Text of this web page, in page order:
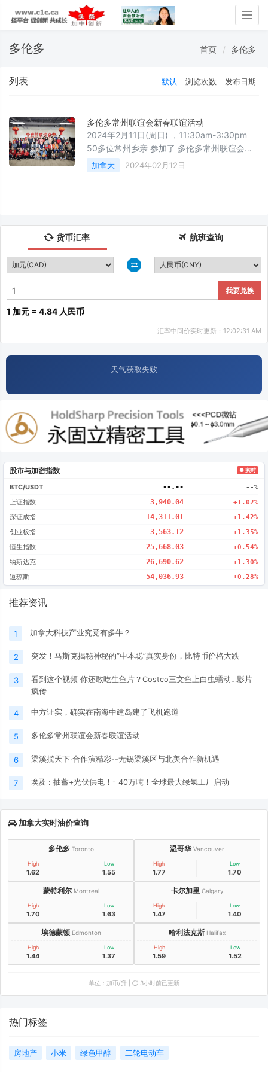
多伦多 首页 多伦多
列表 默认 浏览次数 发布日期
多伦多常州联谊会新春联谊活动
2024年2月11日(周日) ，11:30am-3:30pm
50多位常州乡亲 参加了 多伦多常州联谊会新
春联谊活动, 活动 由潘晨秘书长主持， 联谊会
会长 祝小清发表新年致辞：
加拿大 2024年02月12日
货币汇率 航班查询
我要兑换
1 加元 = 4.84 人民币
汇率中间价实时更新：12:02:31 AM
天气获取失败
股市与加密指数 ● 实时
BTC/USDT --.-- --%
上证指数 3,940.04 +1.02%
深证成指 14,311.01 +1.42%
创业板指 3,563.12 +1.35%
恒生指数 25,668.03 +0.54%
纳斯达克 26,690.62 +1.30%
道琼斯 54,036.93 +0.28%
推荐资讯
1 加拿大科技产业究竟有多牛？
2 突发！马斯克揭秘神秘的“中本聪”真实身份，比特币价格大跌
3
看到这个视频 你还敢吃生鱼片？Costco三文鱼上白虫蠕动…影片
疯传
4 中方证实，确实在南海中建岛建了飞机跑道
5 多伦多常州联谊会新春联谊活动
6 梁溪揽天下·合作演精彩--无锡梁溪区与北美合作新机遇
7 埃及 : 抽蓄+光伏供电！- 40万吨！全球最大绿氢工厂启动
加拿大实时油价查询
多伦多 Toronto
High
1.62
Low
1.55
温哥华 Vancouver
High
1.77
Low
1.70
蒙特利尔 Montreal
High
1.70
Low
1.63
卡尔加里 Calgary
High
1.47
Low
1.40
埃德蒙顿 Edmonton
High
1.44
Low
1.37
哈利法克斯 Halifax
High
1.59
Low
1.52
单位：加币/升 | ⏱️ 3小时前已更新
热门标签
房地产 小米 绿色甲醇 二轮电动车